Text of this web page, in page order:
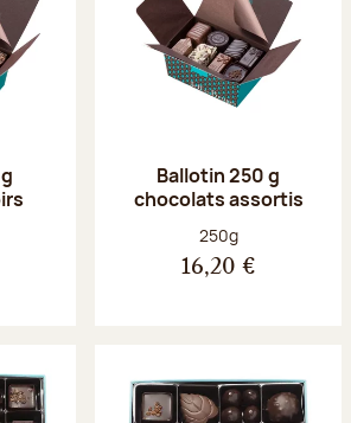
Ballotin 250 g
chocolats assortis
Poids net :
250g
16,20 €